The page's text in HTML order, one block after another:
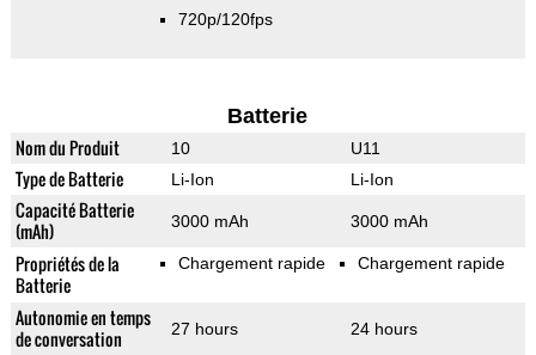
720p/120fps
Batterie
Nom du Produit 10 U11
Type de Batterie Li-Ion Li-Ion
Capacité Batterie
(mAh)
3000 mAh 3000 mAh
Propriétés de la
Batterie
Chargement rapide Chargement rapide
Autonomie en temps
de conversation
27 hours 24 hours